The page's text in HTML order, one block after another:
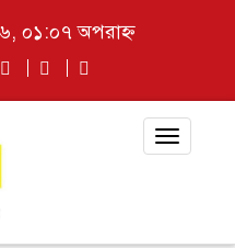
০১:০৭ অপরাহ্ন
Toggle